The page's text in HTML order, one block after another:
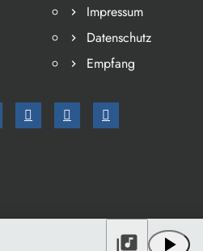
Impressum
Datenschutz
Empfang
play_arrow
library_music